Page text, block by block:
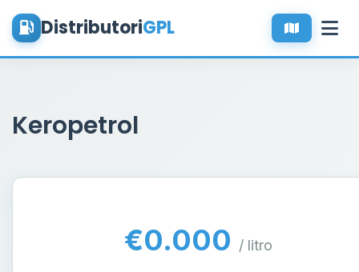
DistributoriGPL
Keropetrol
€0.000 / litro